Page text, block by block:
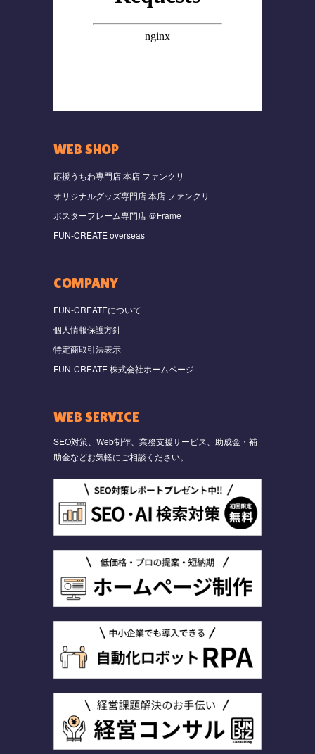
WEB SHOP
応援うちわ専門店 本店 ファンクリ
オリジナルグッズ専門店 本店 ファンクリ
ポスターフレーム専門店 ＠Frame
FUN-CREATE overseas
COMPANY
FUN-CREATEについて
個人情報保護方針
特定商取引法表示
FUN-CREATE 株式会社ホームページ
WEB SERVICE
SEO対策、Web制作、業務支援サービス、助成金・補
助金などお気軽にご相談ください。